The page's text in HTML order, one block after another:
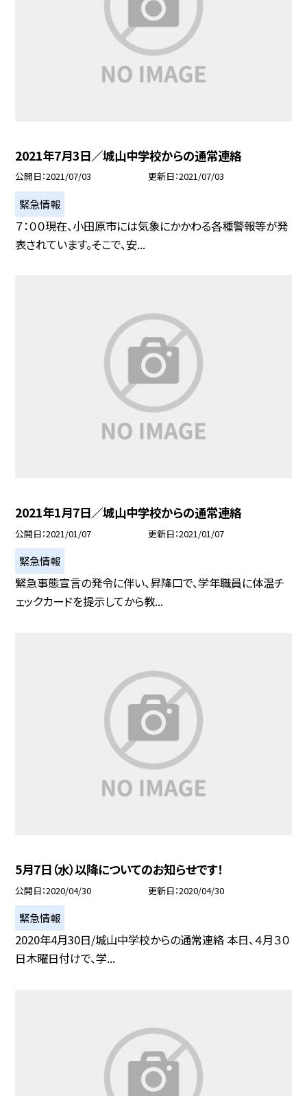
2021年7月3日／城山中学校からの通常連絡
公開日 2021/07/03 更新日 2021/07/03
緊急情報
７：００現在、小田原市には気象にかかわる各種警報等が発
表されています。そこで、安...
2021年1月7日／城山中学校からの通常連絡
公開日 2021/01/07 更新日 2021/01/07
緊急情報
緊急事態宣言の発令に伴い、昇降口で、学年職員に体温チ
ェックカードを提示してから教...
5月7日（水）以降についてのお知らせです！
公開日 2020/04/30 更新日 2020/04/30
緊急情報
2020年4月30日/城山中学校からの通常連絡 本日、４月３０
日木曜日付けで、学...